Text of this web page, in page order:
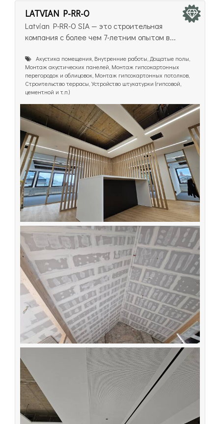
LATVIAN P-RR-O
Latvian P-RR-O SIA — это строительная
компания с более чем 7-летним опытом в...
Акустика помещения, Внутренние работы, Дощатые полы,
Монтаж акустических панелей, Монтаж гипсокартонных
перегородок и облицовок, Монтаж гипсокартонных потолков,
Строительство террасы, Устройство штукатурки (гипсовой,
цементной и т.п.)